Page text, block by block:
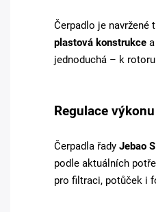
Čerpadlo je navržené
plastová konstrukce
jednoduchá – k
Regulace výkonu
Čerpadla řady Jebao
podle aktuálních
pro filtraci, potůček i